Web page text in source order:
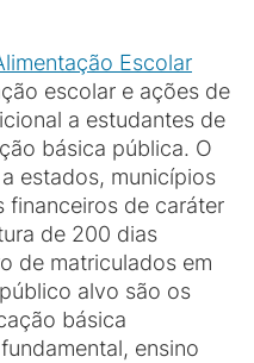
Escolar
escolar e ações de
a estudantes de
básica pública. O
estados, municípios
financeiros de caráter
de 200 dias
de matriculados em
alvo são os
básica
ensino